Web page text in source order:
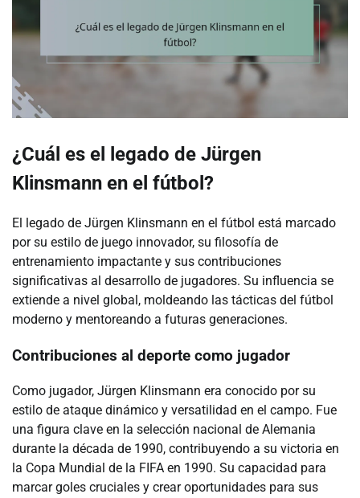
¿Cuál es el legado de Jürgen
Klinsmann en el fútbol?
El legado de Jürgen Klinsmann en el fútbol está marcado
por su estilo de juego innovador, su filosofía de
entrenamiento impactante y sus contribuciones
significativas al desarrollo de jugadores. Su influencia se
extiende a nivel global, moldeando las tácticas del fútbol
moderno y mentoreando a futuras generaciones.
Contribuciones al deporte como jugador
Como jugador, Jürgen Klinsmann era conocido por su
estilo de ataque dinámico y versatilidad en el campo. Fue
una figura clave en la selección nacional de Alemania
durante la década de 1990, contribuyendo a su victoria en
la Copa Mundial de la FIFA en 1990. Su capacidad para
marcar goles cruciales y crear oportunidades para sus